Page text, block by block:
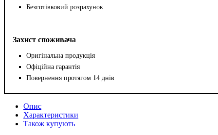
Безготівковий розрахунок
Захист споживача
Оригінальна продукція
Офіційна гарантія
Повернення протягом 14 днів
Опис
Характеристики
Також купують